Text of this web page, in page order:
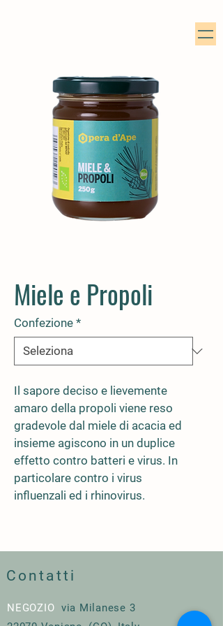
Miele e Propoli
Confezione *
Il sapore deciso e lievemente
amaro della propoli viene reso
gradevole dal miele di acacia ed
insieme agiscono in un duplice
effetto contro batteri e virus. In
particolare contro i virus
influenzali ed i rhinovirus.
Contatti
NEGOZIO via Milanese 3